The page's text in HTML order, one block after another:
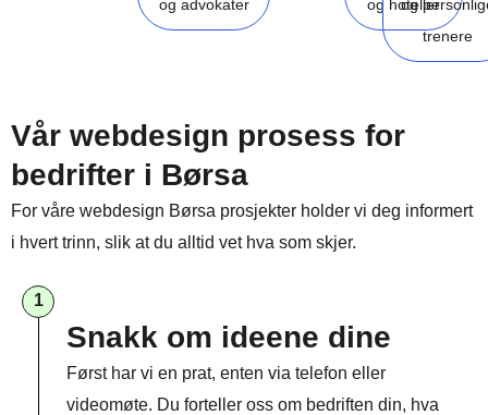
og advokater og hoteller
og
trenere
Vår webdesign prosess for
bedrifter i Børsa
For våre webdesign Børsa prosjekter holder vi deg informert
i hvert trinn, slik at du alltid vet hva som skjer.
1
Snakk om ideene dine
Først har vi en prat, enten via telefon eller
videomøte. Du forteller oss om bedriften din, hva